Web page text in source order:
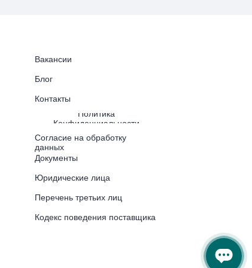
Документы
Юридические лица
Перечень третьих лиц
Кодекс поведения поставщика
Политика
Конфиденциальности
Согласие на обработку
данных
Контакты
Блог
Вакансии